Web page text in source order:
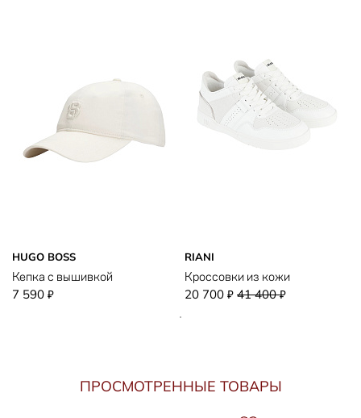
HUGO BOSS
Кепка с вышивкой
7 590 ₽
RIANI
Кроссовки из кожи
20 700 ₽ 41 400₽
ПРОСМОТРЕННЫЕ ТОВАРЫ